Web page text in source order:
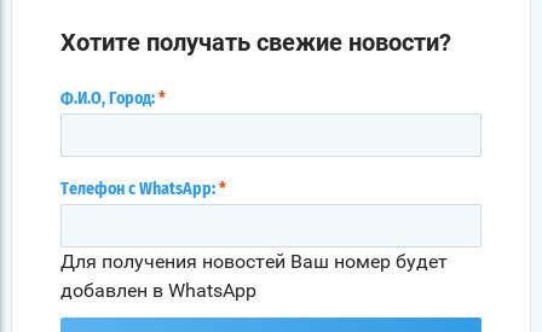
Хотите получать свежие новости?
Ф.И.О, Город: *
Телефон с WhatsApp: *
Для получения новостей Ваш номер будет
добавлен в WhatsApp